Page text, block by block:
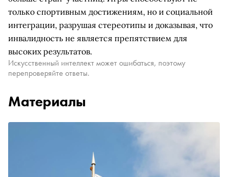
только спортивным достижениям, но и социальной
интеграции, разрушая стереотипы и доказывая, что
инвалидность не является препятствием для
высоких результатов.
Искусственный интеллект может ошибаться, поэтому
перепроверяйте ответы.
Материалы